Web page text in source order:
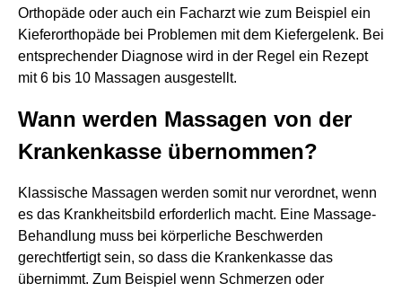
Orthopäde oder auch ein Facharzt wie zum Beispiel ein
Kieferorthopäde bei Problemen mit dem Kiefergelenk. Bei
entsprechender Diagnose wird in der Regel ein Rezept
mit 6 bis 10 Massagen ausgestellt.
Wann werden Massagen von der
Krankenkasse übernommen?
Klassische Massagen werden somit nur verordnet, wenn
es das Krankheitsbild erforderlich macht. Eine Massage-
Behandlung muss bei körperliche Beschwerden
gerechtfertigt sein, so dass die Krankenkasse das
übernimmt. Zum Beispiel wenn Schmerzen oder